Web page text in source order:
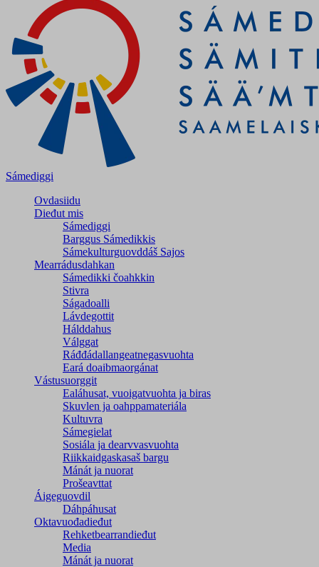
Sámediggi
Ovdasiidu
Dieđut mis
Sámediggi
Barggus Sámedikkis
Sámekulturguovddáš Sajos
Mearrádusdahkan
Sámedikki čoahkkin
Stivra
Ságadoalli
Lávdegottit
Hálddahus
Válggat
Ráđđádallangeatnegas­vuohta
Eará doaibmaorgánat
Vástusuorggit
Ealáhusat, vuoigatvuohta ja biras
Skuvlen ja oahppamateriála
Kultuvra
Sámegielat
Sosiála ja dearvvasvuohta
Riikkaidgaskasaš bargu
Mánát ja nuorat
Prošeavttat
Áigeguovdil
Dáhpáhusat
Oktavuođadieđut
Rehketbearrandieđut
Media
Mánát ja nuorat